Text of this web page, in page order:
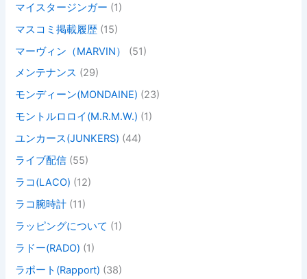
マイスタージンガー (1)
マスコミ掲載履歴 (15)
マーヴィン（MARVIN）
(51)
メンテナンス (29)
モンディーン(MONDAINE) (23)
モントルロロイ(M.R.M.W.) (1)
ユンカース(JUNKERS) (44)
ライブ配信 (55)
ラコ(LACO) (12)
ラコ腕時計 (11)
ラッピングについて (1)
ラドー(RADO) (1)
ラポート(Rapport) (38)